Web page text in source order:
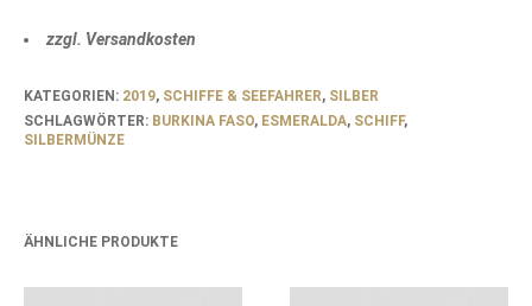
zzgl. Versandkosten
KATEGORIEN: 2019, SCHIFFE & SEEFAHRER, SILBER
SCHLAGWÖRTER: BURKINA FASO, ESMERALDA, SCHIFF,
SILBERMÜNZE
ÄHNLICHE PRODUKTE